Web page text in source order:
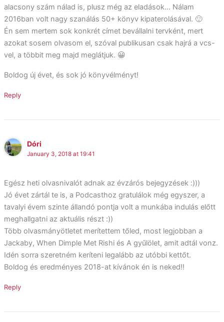
alacsony szám nálad is, plusz még az eladások… Nálam
2016ban volt nagy szanálás 50+ könyv kipaterolásával. 🙂
Én sem mertem sok konkrét címet bevállalni tervként, mert
azokat sosem olvasom el, szóval publikusan csak hajrá a vcs-
vel, a többit meg majd meglátjuk. 😀
Boldog új évet, és sok jó könyvélményt!
Reply
Dóri
January 3, 2018 at 19:41
Egész heti olvasnivalót adnak az évzárós bejegyzések :)))
Jó évet zártál te is, a Podcasthoz gratulálok még egyszer, a
tavalyi évem szinte állandó pontja volt a munkába indulás előtt
meghallgatni az aktuális részt :))
Több olvasmányötletet merítettem tőled, most legjobban a
Jackaby, When Dimple Met Rishi és A gyűlölet, amit adtál vonz.
Idén sorra szeretném keríteni legalább az utóbbi kettőt.
Boldog és eredményes 2018-at kívánok én is neked!!
Reply